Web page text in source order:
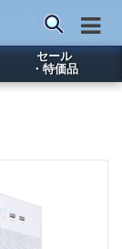
セール
・特価品